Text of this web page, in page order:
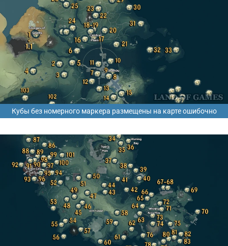
Кубы без номерного маркера размещены на карте ошибочно